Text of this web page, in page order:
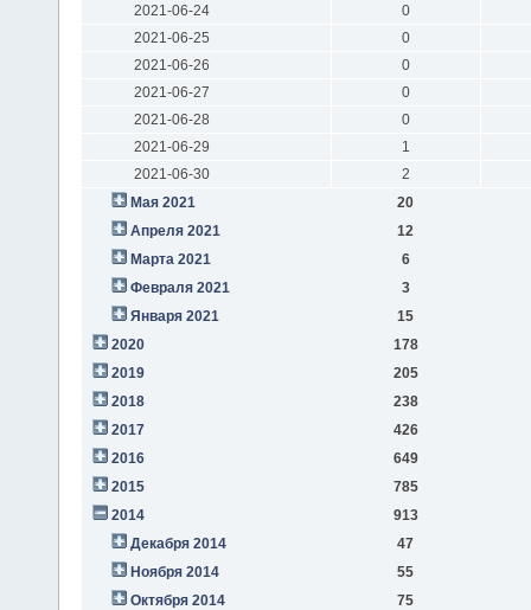
2021-06-24
0
2021-06-25
0
2021-06-26
0
2021-06-27
0
2021-06-28
0
2021-06-29
1
2021-06-30
2
Мая 2021
20
Апреля 2021
12
Марта 2021
6
Февраля 2021
3
Января 2021
15
2020
178
2019
205
2018
238
2017
426
2016
649
2015
785
2014
913
Декабря 2014
47
Ноября 2014
55
Октября 2014
75